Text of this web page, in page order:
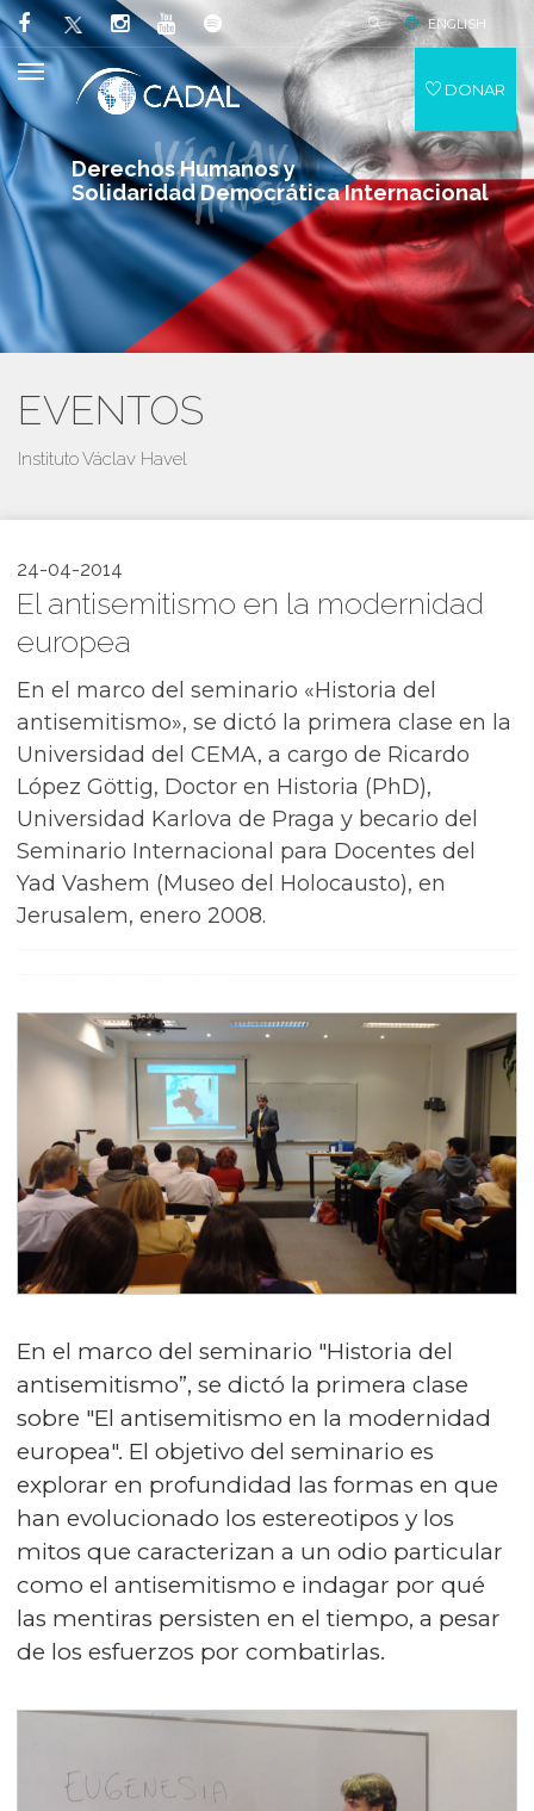
Derechos Humanos y
Solidaridad Democrática Internacional
ENGLISH
DONAR
EVENTOS
Instituto Václav Havel
24-04-2014
El antisemitismo en la modernidad
europea
En el marco del seminario «Historia del
antisemitismo», se dictó la primera clase en la
Universidad del CEMA, a cargo de Ricardo
López Göttig, Doctor en Historia (PhD),
Universidad Karlova de Praga y becario del
Seminario Internacional para Docentes del
Yad Vashem (Museo del Holocausto), en
Jerusalem, enero 2008.
En el marco del seminario "Historia del
antisemitismo”, se dictó la primera clase
sobre "El antisemitismo en la modernidad
europea". El objetivo del seminario es
explorar en profundidad las formas en que
han evolucionado los estereotipos y los
mitos que caracterizan a un odio particular
como el antisemitismo e indagar por qué
las mentiras persisten en el tiempo, a pesar
de los esfuerzos por combatirlas.